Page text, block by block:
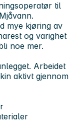
til
mye kjøring av
og varighet
noe mer.
Arbeidet
aktivt gjennom